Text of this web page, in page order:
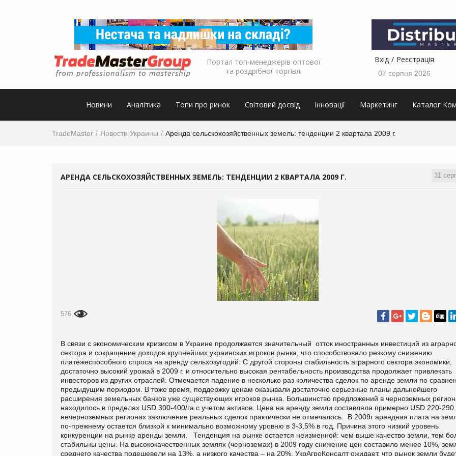
Портал топ-менеджерів оптової
та роздрібної торгівлі
Вхід Реєстрація
07 серпня 2026
Новини Аналітика Топи про ринок Світовий досвід Інновації Маркетинг Каталог
TradeMaster Новости Украины Аренда сельскохозяйственных земель: тенденции 2 квартала 2009 г.
31
АРЕНДА СЕЛЬСКОХОЗЯЙСТВЕННЫХ ЗЕМЕЛЬ: ТЕНДЕНЦИИ 2 КВАРТАЛА 2009 Г.
576
В связи с экономическим кризисом в Украине продолжается значительный отток иностранных инвестиций из
сектора и сокращение доходов крупнейших украинских игроков рынка, что способствовало резкому снижению
платежеспособного спроса на аренду сельхозугодий. С другой стороны стабильность аграрного сектора экономики,
достаточно высокий урожай в 2009 г. и относительно высокая рентабельность производства продолжает привлекать
инвесторов из других отраслей. Отмечается падение в несколько раз количества сделок по аренде земли по
предыдущим периодом. В тоже время, поддержку ценам оказывали достаточно серьезные планы дальнейшего
расширения земельных банков уже существующих игроков рынка. Большинство предложений в черноземных
находилось в пределах USD 300-400/га с учетом активов. Цена на аренду земли составляла примерно USD 220-290
нечерноземных регионах заключение реальных сделок практически не отмечалось. В 2009г арендная плата на
по-прежнему остается близкой к минимально возможному уровню в 3-3,5% в год. Причина этого низкий уровень
конкуренции на рынке аренды земли. Тенденция на рынке остается неизменной: чем выше качество земли, тем
стабильны цены. На высококачественных землях (черноземах) в 2009 году снижение цен составило менее 10%,
среднего качества подешевели на 13%, а низкого качества – на 20%. УкрАгроКонсалт ожидает, что рынок земли